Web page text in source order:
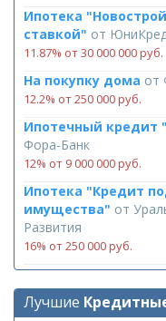
Ипотека
ставкой" от
11.87% от 30 000 000 руб.
На покупку дома от
12.2% от 250 000 руб.
Ипотечный кредит
Фора-Банк
12% от 9 000 000 руб.
Ипотека "Кредит
имущества" от
Развития
16% от 250 000 руб.
Лучшие